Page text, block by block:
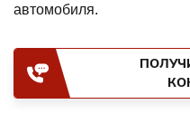
автомобиля.